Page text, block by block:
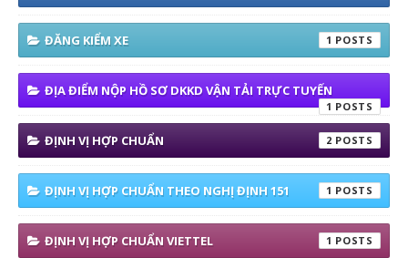
ĐĂNG KIỂM XE 1
ĐỊA ĐIỂM NỘP HỒ SƠ DKKD VẬN TẢI TRỰC TUYẾN
1
ĐỊNH VỊ HỢP CHUẨN 2
ĐỊNH VỊ HỢP CHUẨN THEO NGHỊ ĐỊNH 151 1
ĐỊNH VỊ HỢP CHUẨN VIETTEL 1